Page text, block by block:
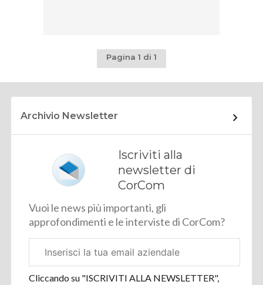
Pagina 1 di 1
Archivio Newsletter
Iscriviti alla
newsletter di
CorCom
Vuoi le news più importanti, gli
approfondimenti e le interviste di CorCom?
aziendale
Cliccando su "ISCRIVITI ALLA NEWSLETTER",